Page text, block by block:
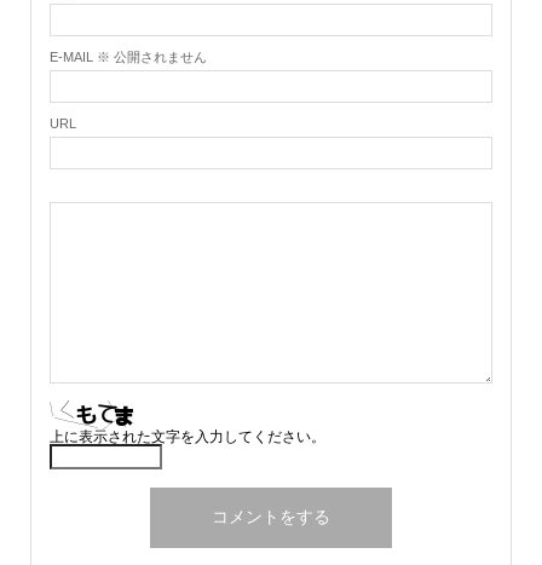
E-MAIL ※ 公開されません
URL
上に表示された文字を入力してください。